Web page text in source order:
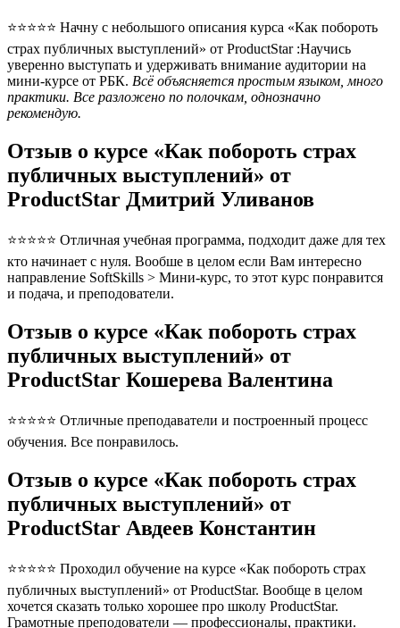
⭐⭐⭐⭐⭐ Начну с небольшого описания курса «Как побороть
страх публичных выступлений» от ProductStar :Научись
уверенно выступать и удерживать внимание аудитории на
мини-курсе от РБК. Всё объясняется простым языком, много
практики. Все разложено по полочкам, однозначно
рекомендую.
Отзыв о курсе «Как побороть страх
публичных выступлений» от
ProductStar Дмитрий Уливанов
⭐⭐⭐⭐⭐ Отличная учебная программа, подходит даже для тех
кто начинает с нуля. Вообше в целом если Вам интересно
направление SoftSkills > Мини-курс, то этот курс понравится
и подача, и преподователи.
Отзыв о курсе «Как побороть страх
публичных выступлений» от
ProductStar Кошерева Валентина
⭐⭐⭐⭐⭐ Отличные преподаватели и построенный процесс
обучения. Все понравилось.
Отзыв о курсе «Как побороть страх
публичных выступлений» от
ProductStar Авдеев Константин
⭐⭐⭐⭐⭐ Проходил обучение на курсе «Как побороть страх
публичных выступлений» от ProductStar. Вообще в целом
хочется сказать только хорошее про школу ProductStar.
Грамотные преподователи — профессионалы, практики.